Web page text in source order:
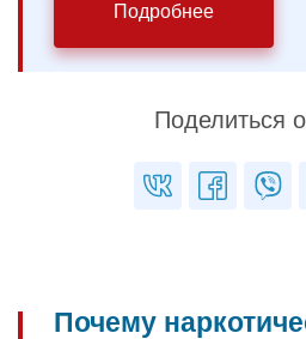
Подробнее
Поделиться
Почему